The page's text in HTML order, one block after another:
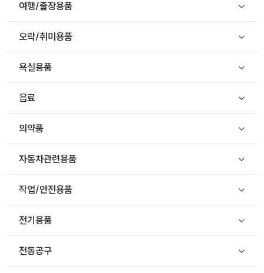
여행/출장용품
오락/취미용품
욕실용품
음료
의약품
자동차관련용품
작업/안전용품
전기용품
전동공구